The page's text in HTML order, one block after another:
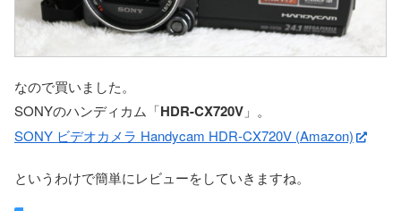
なので買いました。
SONYのハンディカム「HDR-CX720V 」。
SONY ビデオカメラ Handycam HDR-CX720V (Amazon)
というわけで簡単にレビューをしていきますね。